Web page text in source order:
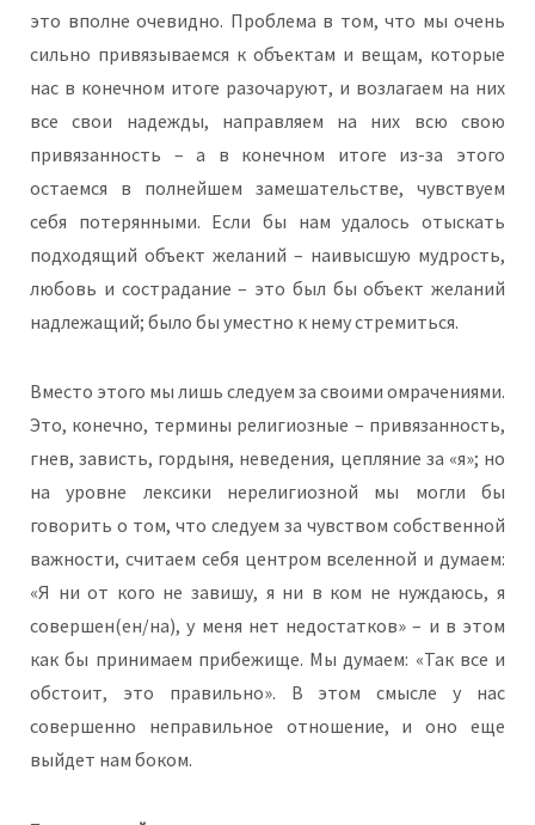
это вполне очевидно. Проблема в том, что мы очень
сильно привязываемся к объектам и вещам, которые
нас в конечном итоге разочаруют, и возлагаем на них
все свои надежды, направляем на них всю свою
привязанность – а в конечном итоге из-за этого
остаемся в полнейшем замешательстве, чувствуем
себя потерянными. Если бы нам удалось отыскать
подходящий объект желаний – наивысшую мудрость,
любовь и сострадание – это был бы объект желаний
надлежащий; было бы уместно к нему стремиться.
Вместо этого мы лишь следуем за своими омрачениями.
Это, конечно, термины религиозные – привязанность,
гнев, зависть, гордыня, неведения, цепляние за «я»; но
на уровне лексики нерелигиозной мы могли бы
говорить о том, что следуем за чувством собственной
важности, считаем себя центром вселенной и думаем:
«Я ни от кого не завишу, я ни в ком не нуждаюсь, я
совершен(ен/на), у меня нет недостатков» – и в этом
как бы принимаем прибежище. Мы думаем: «Так все и
обстоит, это правильно». В этом смысле у нас
совершенно неправильное отношение, и оно еще
выйдет нам боком.